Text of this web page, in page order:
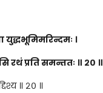
युद्धभूमिमरिन्दमः ।
रथं प्रति समन्ततः ॥ २० ॥
॥ २० ॥